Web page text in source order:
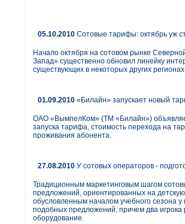
05.10.2010 Сотовые тарифы: октябрь уж
Начало октября на сотовом рынке
Запад» существенно обновил линейку
существующих в некоторых других
01.09.2010 «Билайн» запускает новый
ОАО «ВымпелКом» (ТМ «Билайн»)
запуска тарифа, стоимость перехода на
проживания абонента.
27.08.2010 У сотовых операторов -
Традиционным маркетинговым шагом
предложений, ориентированных на
обусловленным началом учебного сезона
подобных предложений, причем два
оборудование.